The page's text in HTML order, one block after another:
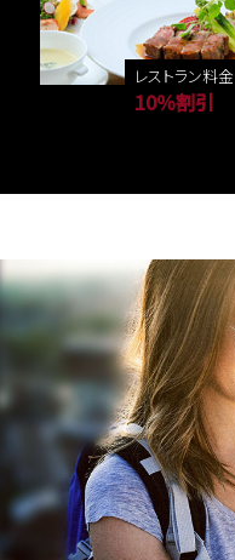
レストラン料金
10％割引